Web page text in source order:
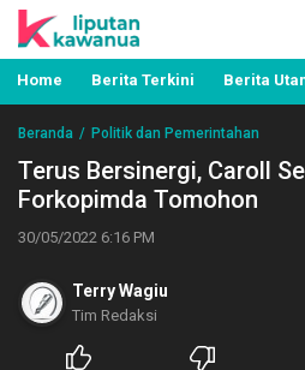
Liputan Kawanua
Berita Manado, Sulawesi
Pemerintahan, Hukum
Home Berita Terkini Berita
Beranda Politik dan Pemerintahan
Terus Bersinergi, Caroll
Forkopimda Tomohon
30/05/2022 6:16 PM
Terry Wagiu
Tim Redaksi